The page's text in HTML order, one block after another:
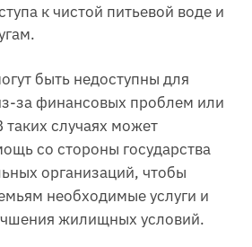
к чистой питьевой воде и
быть недоступны для
за финансовых проблем или
случаях может
со стороны государства
организаций, чтобы
необходимые услуги и
жилищных условий.